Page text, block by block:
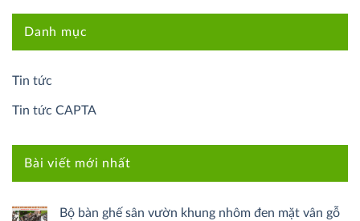
Danh mục
Tin tức
Tin tức CAPTA
Bài viết mới nhất
Bộ bàn ghế sân vườn khung nhôm đen mặt vân gỗ